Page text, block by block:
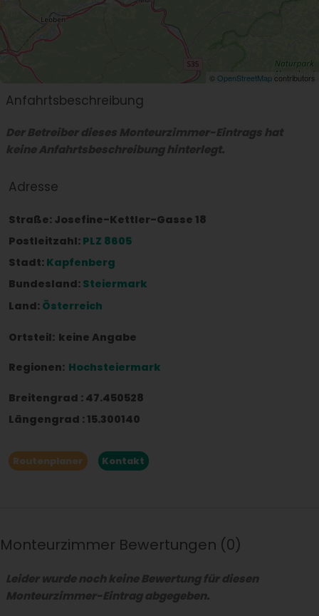
© OpenStreetMapcontributors
Anfahrtsbeschreibung
Der Betreiber dieses Monteurzimmer-Eintrags hat
keine Anfahrtsbeschreibung hinterlegt.
Adresse
Straße: Josefine-Kettler-Gasse 18
Postleitzahl: PLZ 8605
Stadt: Kapfenberg
Bundesland: Steiermark
Land: Österreich
Ortsteil: keine Angabe
Regionen: Hochsteiermark
Breitengrad : 47.450528
Längengrad : 15.300140
Routenplaner Kontakt
Monteurzimmer Bewertungen 0
Leider wurde noch keine Bewertung für diesen
Monteurzimmer-Eintrag abgegeben.